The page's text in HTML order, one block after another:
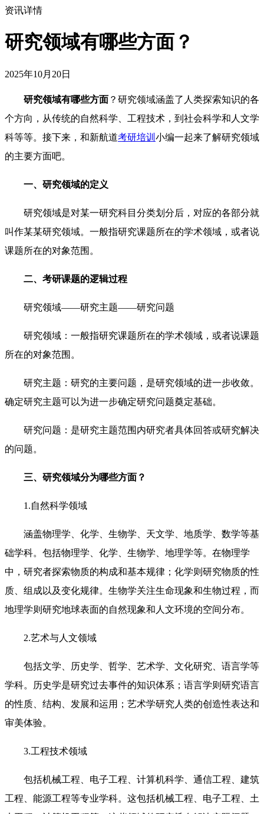
资讯详情
研究领域有哪些方面？
2025年10月20日
研究领域有哪些方面 ？研究领域涵盖了人类探索知识的各
个方向，从传统的自然科学、工程技术，到社会科学和人文学
科等等。接下来，和新航道考研培训 小编一起来了解研究领域
的主要方面吧。
一、 研究领域的定义
研究领域是对某一研究科目分类划分后，对应的各部分就
叫作某某研究领域。一般指研究课题所在的学术领域，或者说
课题所在的对象范围。
二、考研课题的逻辑过程
研究领域——研究主题——研究问题
研究领域：一般指研究课题所在的学术领域，或者说课题
所在的对象范围。
研究主题：研究的主要问题，是研究领域的进一步收敛。
确定研究主题可以为进一步确定研究问题奠定基础。
研究问题：是研究主题范围内研究者具体回答或研究解决
的问题。
三、研究领域分为哪些方面？
1.自然科学领域
涵盖物理学、化学、生物学、天文学、地质学、数学等基
础学科。包括物理学、化学、生物学、地理学等。在物理学
中，研究者探索物质的构成和基本规律；化学则研究物质的性
质、组成以及变化规律。生物学关注生命现象和生物过程，而
地理学则研究地球表面的自然现象和人文环境的空间分布。
2.艺术与人文领域
包括文学、历史学、哲学、艺术学、文化研究、语言学等
学科。历史学是研究过去事件的知识体系；语言学则研究语言
的性质、结构、发展和运用；艺术学研究人类的创造性表达和
审美体验。
3.工程技术领域
包括机械工程、电子工程、计算机科学、通信工程、建筑
工程、能源工程等专业学科。这包括机械工程、电子工程、土